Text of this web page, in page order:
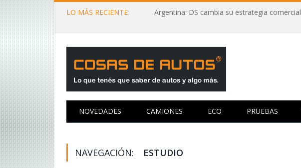
LO MÁS RECIENTE: Argentina: DS cambia su estrategia comercial
NOVEDADES CAMIONES ECO PRUEBAS
NAVEGACIÓN: ESTUDIO